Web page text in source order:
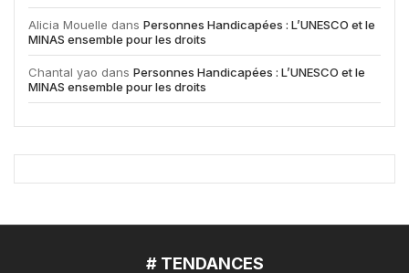
Alicia Mouelle dans Personnes Handicapées : L’UNESCO et le
MINAS ensemble pour les droits
Chantal yao dans Personnes Handicapées : L’UNESCO et le
MINAS ensemble pour les droits
# TENDANCES